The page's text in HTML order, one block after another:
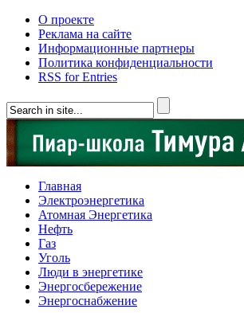
О проекте
Реклама на сайте
Информационные партнеры
Политика конфиденциальности
RSS for Entries
Главная
Электроэнергетика
Атомная Энергетика
Нефть
Газ
Уголь
Люди в энергетике
Энергосбережение
Энергоснабжение